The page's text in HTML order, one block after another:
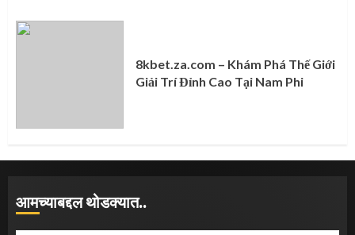
8kbet.za.com – Khám Phá Thế Giới
Giải Trí Đỉnh Cao Tại Nam Phi
आमच्याबद्दल थोडक्यात..